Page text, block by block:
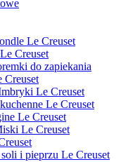
Le Creuset
Creuset
do zapiekania
Creuset
Le Creuset
Le Creuset
Le Creuset
Le Creuset
i pieprzu Le Creuset